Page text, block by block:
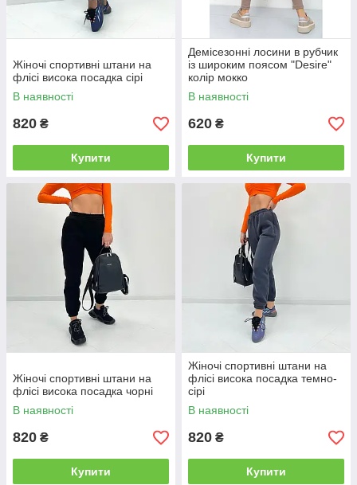
Жіночі спортивні штани на
флісі висока посадка сірі
В наявності
820 ₴
Купити
Демісезонні лосини в рубчик
із широким поясом "Desire"
колір мокко
В наявності
620 ₴
Купити
Жіночі спортивні штани на
флісі висока посадка чорні
В наявності
820 ₴
Купити
Жіночі спортивні штани на
флісі висока посадка темно-
сірі
В наявності
820 ₴
Купити